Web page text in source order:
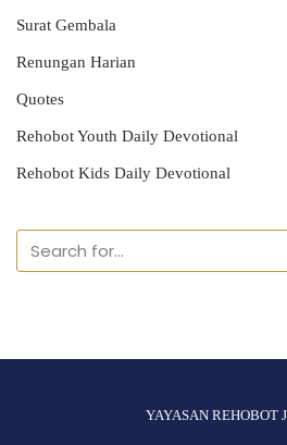
Surat Gembala
Renungan Harian
Quotes
Rehobot Youth Daily Devotional
Rehobot Kids Daily Devotional
YAYASAN REHOBOT